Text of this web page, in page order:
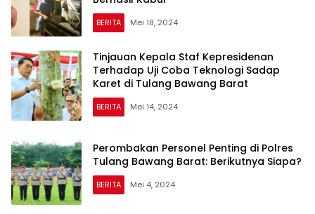
BERITA Mei 18, 2024
Tinjauan Kepala Staf Kepresidenan
Terhadap Uji Coba Teknologi Sadap
Karet di Tulang Bawang Barat
BERITA Mei 14, 2024
Perombakan Personel Penting di Polres
Tulang Bawang Barat: Berikutnya Siapa?
BERITA Mei 4, 2024